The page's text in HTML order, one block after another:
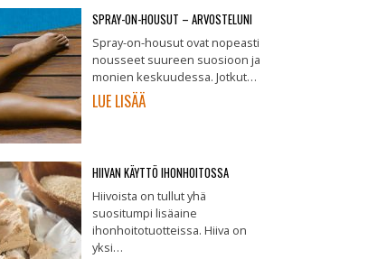
SPRAY-ON-HOUSUT – ARVOSTELUNI
Spray-on-housut ovat nopeasti
nousseet suureen suosioon ja
monien keskuudessa. Jotkut…
LUE LISÄÄ
HIIVAN KÄYTTÖ IHONHOITOSSA
Hiivoista on tullut yhä
suositumpi lisäaine
ihonhoitotuotteissa. Hiiva on
yksi…